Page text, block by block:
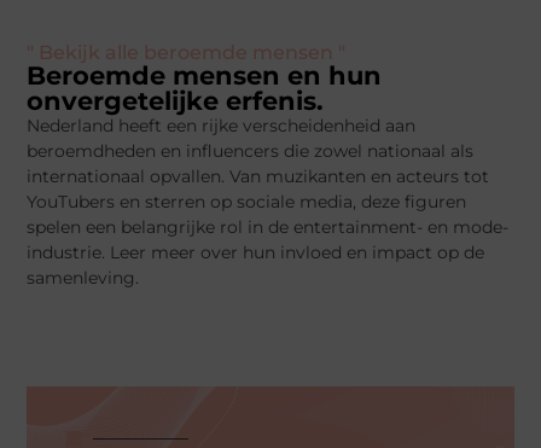
" Bekijk alle beroemde mensen "
Beroemde mensen en hun
onvergetelijke erfenis.
Nederland heeft een rijke verscheidenheid aan
beroemdheden en influencers die zowel nationaal als
internationaal opvallen. Van muzikanten en acteurs tot
YouTubers en sterren op sociale media, deze figuren
spelen een belangrijke rol in de entertainment- en mode-
industrie. Leer meer over hun invloed en impact op de
samenleving.